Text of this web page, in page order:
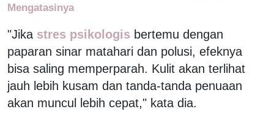
Mengatasinya
"Jika stres psikologis bertemu dengan
paparan sinar matahari dan polusi, efeknya
bisa saling memperparah. Kulit akan terlihat
jauh lebih kusam dan tanda-tanda penuaan
akan muncul lebih cepat," kata dia.